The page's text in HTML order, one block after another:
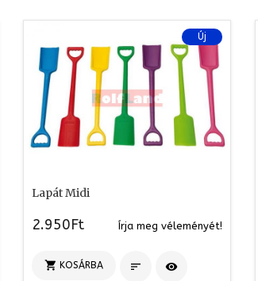
Új
Lapát Midi
2.950Ft Írja meg véleményét!
 KOSÁRBA  